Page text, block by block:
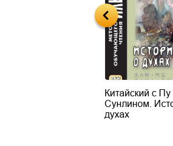
Китайский с Пу
Сунлином.
духах